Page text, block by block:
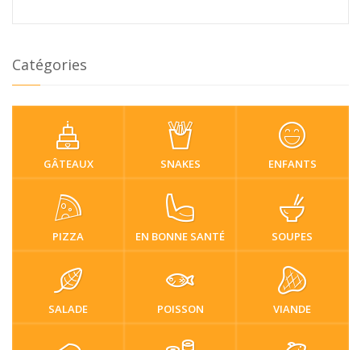
Catégories
GÂTEAUX SNAKES ENFANTS
PIZZA EN BONNE SANTÉ SOUPES
SALADE POISSON VIANDE